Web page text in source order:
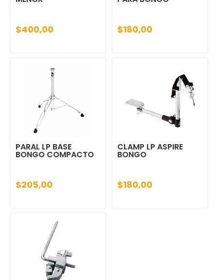
$400,00 $180,00
PARAL LP BASE
BONGO COMPACTO
$205,00
CLAMP LP ASPIRE
BONGO
$180,00